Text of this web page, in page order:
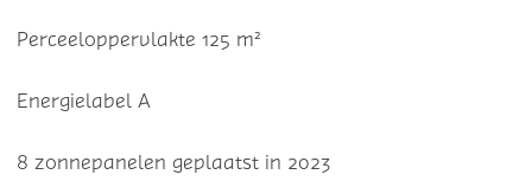
Perceeloppervlakte 125 m²
Energielabel A
8 zonnepanelen geplaatst in 2023